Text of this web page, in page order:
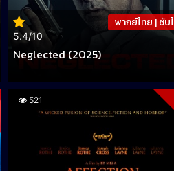
5.4/10
พากย์ไทย | ซับ
Neglected (2025)
521